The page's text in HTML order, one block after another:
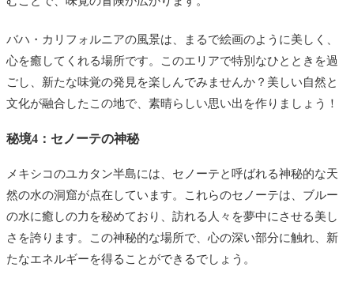
バハ・カリフォルニアの風景は、まるで絵画のように美しく、
心を癒してくれる場所です。このエリアで特別なひとときを過
ごし、新たな味覚の発見を楽しんでみませんか？美しい自然と
文化が融合したこの地で、素晴らしい思い出を作りましょう！
秘境4：セノーテの神秘
メキシコのユカタン半島には、セノーテと呼ばれる神秘的な天
然の水の洞窟が点在しています。これらのセノーテは、ブルー
の水に癒しの力を秘めており、訪れる人々を夢中にさせる美し
さを誇ります。この神秘的な場所で、心の深い部分に触れ、新
たなエネルギーを得ることができるでしょう。